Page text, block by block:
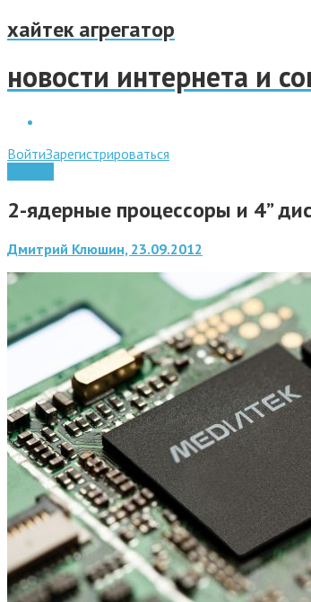
хайтек агрегатор
новости интернета и
ВойтиЗарегистрироваться
2-ядерные процессоры и 4”
Дмитрий Клюшин, 23.09.2012